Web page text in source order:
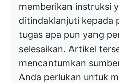
memberikan instruksi
ditindaklanjuti kepada
tugas apa pun yang
selesaikan. Artikel
mencantumkan
Anda perlukan untuk